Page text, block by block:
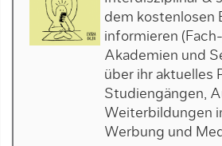
dem kostenlosen
informieren
Akademien und
über ihr aktuelles
Studiengängen,
Weiterbildungen
Werbung und